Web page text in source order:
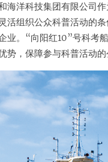
海洋科技集团有限公司
活组织公众科普活动的
业。“向阳红10”号科考
势，保障参与科普活动